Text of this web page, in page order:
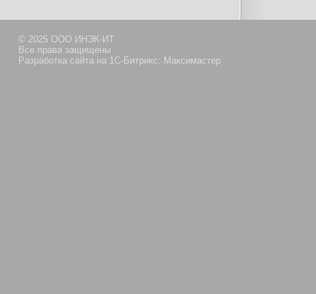
© 2025 ООО ИНЭК-ИТ
Все права защищены
Разработка сайта на 1С-Битрикс: Максимастер